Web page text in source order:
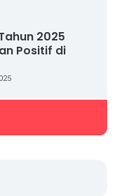
2025
Positif di